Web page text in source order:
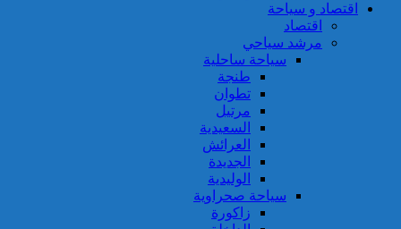
اقتصاد و سياحة
اقتصاد
مرشد سياحي
سياحة ساحلية
طنجة
تطوان
مرتيل
السعيدية
العرائش
الجديدة
الوليدية
سياحة صحراوية
زاكورة